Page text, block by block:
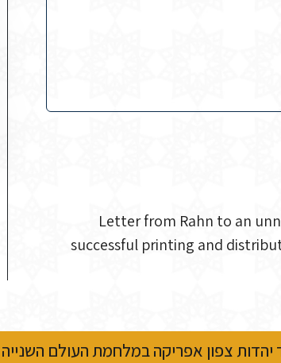
Letter from Rahn to an
successful printing and
יהדות צפון אפריקה במלחמת העולם השנייה